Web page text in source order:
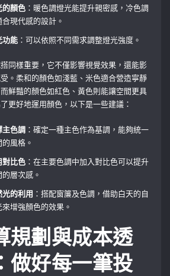
的顏色 ：暖色調燈光能提升親密感，冷色調
合現代感的設計。
功能 ：可以依照不同需求調整燈光強度。
同樣重要，它不僅影響視覺效果，還能影
。柔和的顏色如淺藍、米色適合營造寧靜
鮮豔的顏色如紅色、黃色則能讓空間更具
更好地運用顏色，以下是一些建議：
主色調 ：確定一種主色作為基調，能夠統一
的風格。
對比色 ：在主要色調中加入對比色可以提升
的層次感。
光的利用 ：搭配窗簾及色調，借助白天的自
來增強顏色的效果。
規劃與成本透
做好每一筆投